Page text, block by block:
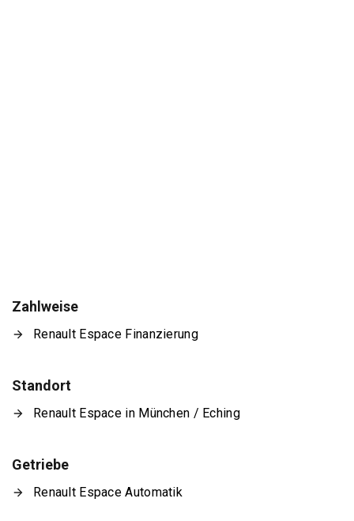
Zahlweise
Renault Espace Finanzierung
Standort
Renault Espace in München / Eching
Getriebe
Renault Espace Automatik